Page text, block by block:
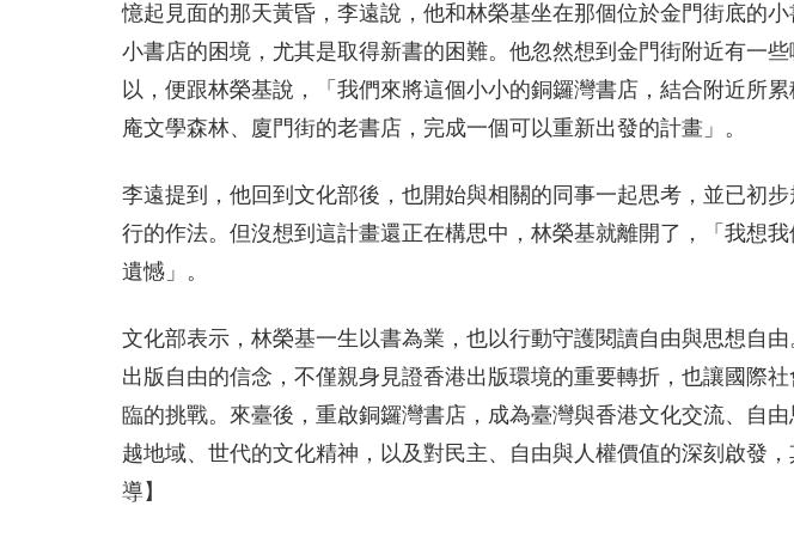
憶起見面的那天黃昏，李遠說，他和林榮基坐在那個位於金門街底的
小書店的困境，尤其是取得新書的困難。他忽然想到金門街附近有一
以，便跟林榮基說，「我們來將這個小小的銅鑼灣書店，結合附近所
庵文學森林、廈門街的老書店，完成一個可以重新出發的計畫」。
李遠提到，他回到文化部後，也開始與相關的同事一起思考，並已初
行的作法。但沒想到這計畫還正在構思中，林榮基就離開了，「我想
遺憾」。
文化部表示，林榮基一生以書為業，也以行動守護閱讀自由與思想自
出版自由的信念，不僅親身見證香港出版環境的重要轉折，也讓國際
臨的挑戰。來臺後，重啟銅鑼灣書店，成為臺灣與香港文化交流、自
越地域、世代的文化精神，以及對民主、自由與人權價值的深刻啟發
導】